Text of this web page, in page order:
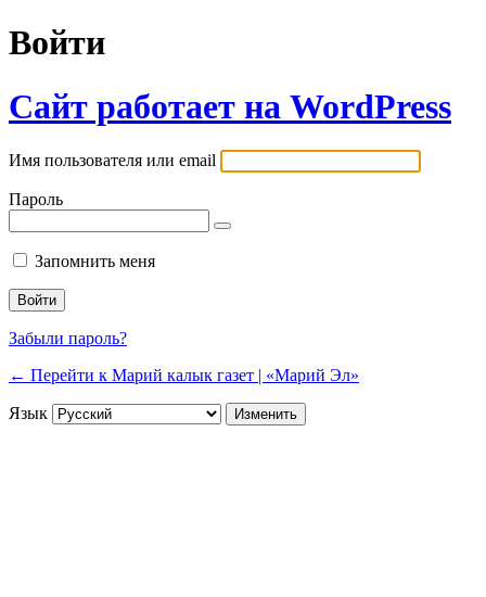
Войти
Сайт работает на WordPress
Имя пользователя или email
Пароль
Запомнить меня
Забыли пароль?
← Перейти к Марий калык газет | «Марий Эл»
Язык